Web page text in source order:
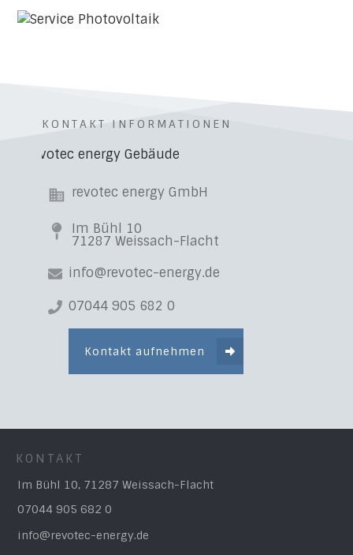
KONTAKT INFORMATIONEN
revotec energy GmbH
Im Bühl 10
71287 Weissach-Flacht
info@revotec-energy.de
07044 905 682 0
Kontakt aufnehmen
KONTAKT
Im Bühl 10, 71287 Weissach-Flacht
07044 905 682 0
info@revotec-energy.de